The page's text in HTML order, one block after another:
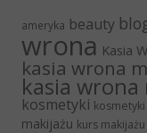
ameryka beauty
wrona Kasia
kasia wrona
kasia wrona
kosmetyki
makijażu kurs